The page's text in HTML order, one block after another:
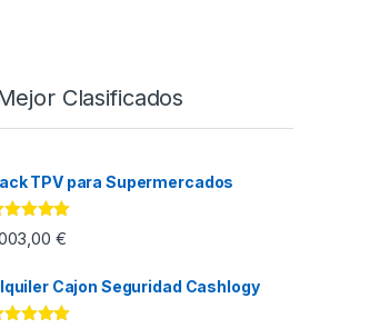
Clasificados
TPV para Supermercados
con
de 5 €
Cajon Seguridad Cashlogy